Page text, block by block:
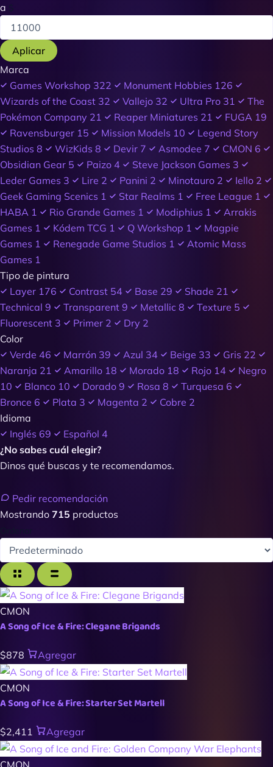
a
Aplicar
Marca
Games Workshop 322 Monument Hobbies 126
Wizards of the Coast 32 Vallejo 32 Ultra Pro 31
The
Pokémon Company 21 Reaper Miniatures 21 FUGA 19
Ravensburger 15 Mission Models 10
Legend Story
Studios 8 WizKids 8 Devir 7 Asmodee 7 CMON 6
Obsidian Gear 5 Paizo 4 Steve Jackson Games 3
Leder Games 3 Lire 2 Panini 2 Minotauro 2 Iello 2
Geek Gaming Scenics 1 Star Realms 1 Free League 1
HABA 1 Rio Grande Games 1 Modiphius 1
Arrakis
Games 1 Kódem TCG 1 Q Workshop 1
Magpie
Games 1 Renegade Game Studios 1
Atomic Mass
Games 1
Tipo de pintura
Layer 176 Contrast 54 Base 29 Shade 21
Technical 9 Transparent 9 Metallic 8 Texture 5
Fluorescent 3 Primer 2 Dry 2
Color
Verde 46 Marrón 39 Azul 34 Beige 33 Gris 22
Naranja 21 Amarillo 18 Morado 18 Rojo 14
Negro
10
Blanco 10 Dorado 9 Rosa 8 Turquesa 6
Bronce 6 Plata 3 Magenta 2 Cobre 2
Idioma
Inglés 69 Español 4
¿No sabes cuál elegir?
Dinos qué buscas y te recomendamos.
Pedir recomendación
Mostrando 715 productos
CMON
A Song of Ice & Fire: Clegane Brigands
$878 Agregar
CMON
A Song of Ice & Fire: Starter Set Martell
$2,411 Agregar